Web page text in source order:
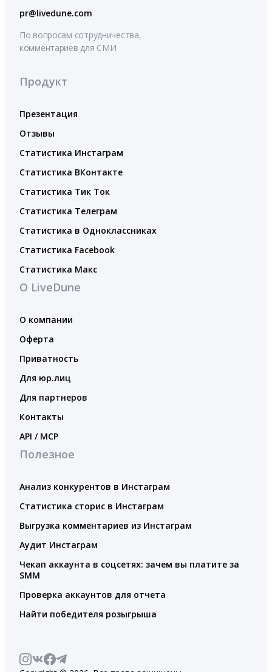
pr@livedune.com
По вопросам сотрудничества,
комментариев для СМИ
Продукт
Презентация
Отзывы
Статистика Инстаграм
Статистика ВКонтакте
Статистика Тик Ток
Статистика Телеграм
Статистика в Одноклассниках
Статистика Facebook
Статистика Макс
О LiveDune
О компании
Оферта
Приватность
Для юр.лиц
Для партнеров
Контакты
API / MCP
Полезное
Анализ конкурентов в Инстаграм
Статистика сторис в Инстаграм
Выгрузка комментариев из Инстаграм
Аудит Инстаграм
Чекап аккаунта в соцсетях: зачем вы платите за
SMM
Проверка аккаунтов для отчета
Найти победителя розыгрыша